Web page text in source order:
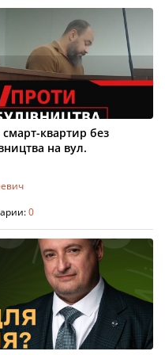
квартир без
на вул.
0